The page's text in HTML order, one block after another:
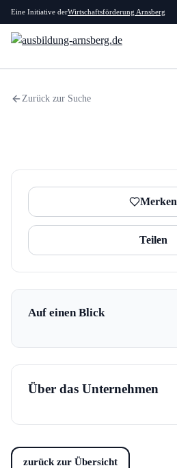
Eine Initiative derWirtschaftsförderung Arnsberg
Zurück zur Suche
Merken
Teilen
Auf einen Blick
Über das Unternehmen
zurück zur Übersicht